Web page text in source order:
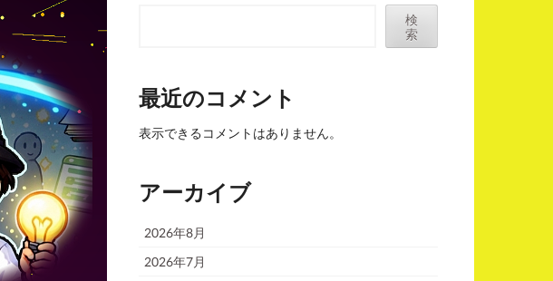
検
索
最近のコメント
表示できるコメントはありません。
アーカイブ
2026年8月
2026年7月